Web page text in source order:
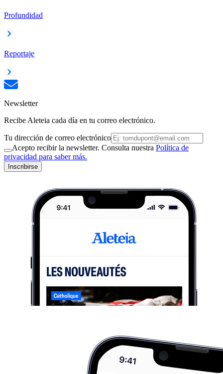
Profundidad
Reportaje
Newsletter
Recibe Aleteia cada día en tu correo electrónico.
Tu dirección de correo electrónico
Acepto recibir la newsletter. Consulta nuestra Política de
privacidad para saber más.
Inscribirse